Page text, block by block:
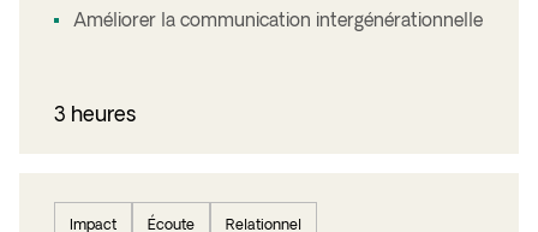
Améliorer la communication intergénérationnelle
3 heures
Impact Écoute Relationnel